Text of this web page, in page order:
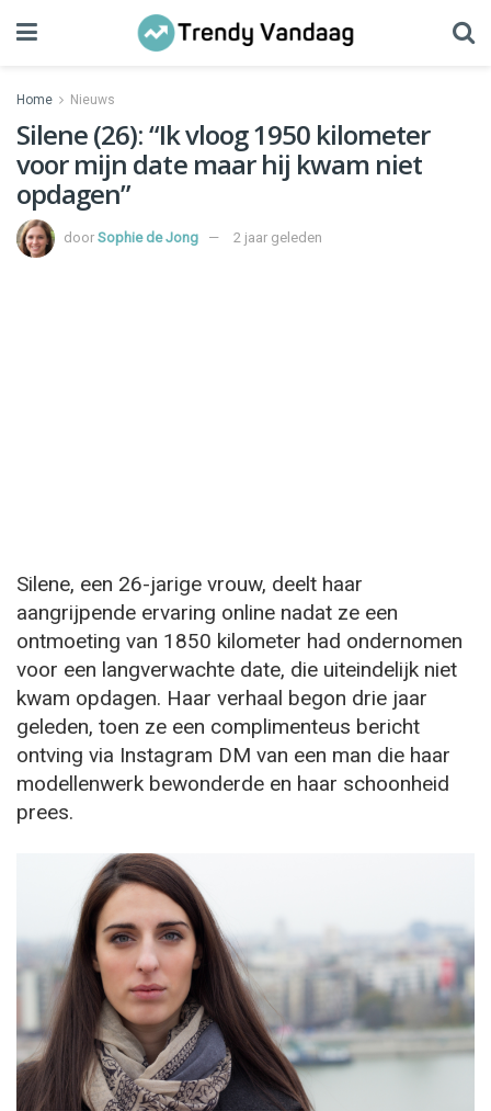
Home Nieuws
Silene (26): “Ik vloog 1950 kilometer
voor mijn date maar hij kwam niet
opdagen”
door Sophie de Jong 2 jaar geleden
Silene, een 26-jarige vrouw, deelt haar
aangrijpende ervaring online nadat ze een
ontmoeting van 1850 kilometer had ondernomen
voor een langverwachte date, die uiteindelijk niet
kwam opdagen. Haar verhaal begon drie jaar
geleden, toen ze een complimenteus bericht
ontving via Instagram DM van een man die haar
modellenwerk bewonderde en haar schoonheid
prees.